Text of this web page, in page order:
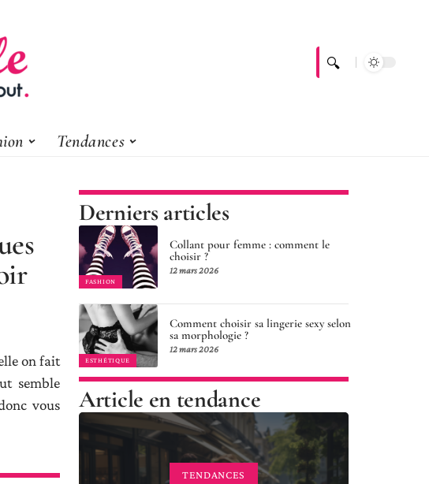
Tendances
on fait
semble
vous
Derniers articles
FASHION
Collant pour femme : comment le
choisir ?
12 mars 2026
ESTHÉTIQUE
Comment choisir sa lingerie sexy selon
sa morphologie ?
12 mars 2026
Article en tendance
TENDANCES